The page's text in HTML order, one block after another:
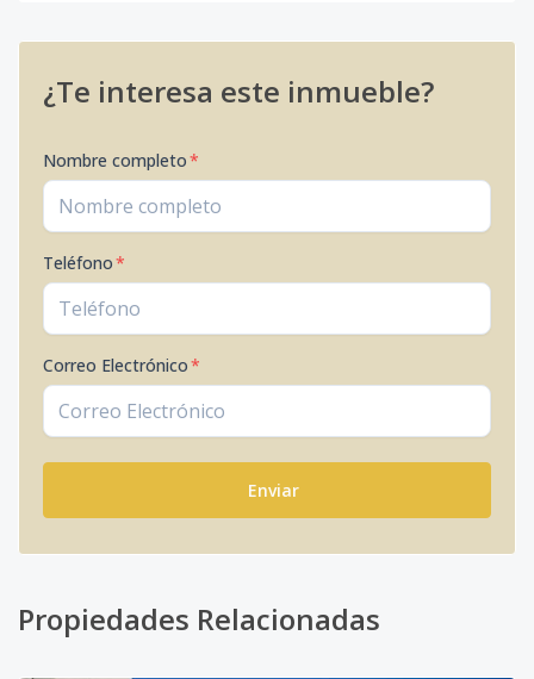
¿Te interesa este inmueble?
Nombre completo*
Teléfono*
Correo Electrónico*
Enviar
Propiedades Relacionadas